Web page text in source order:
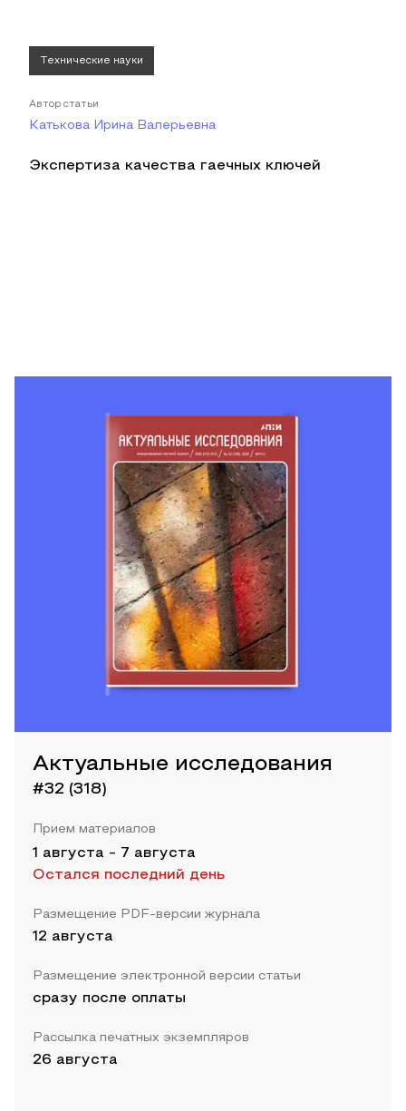
Технические науки
Автор статьи
Катькова Ирина Валерьевна
Экспертиза качества гаечных ключей
Актуальные исследования
#32 (318)
Прием материалов
1 августа - 7 августа
Остался последний день
Размещение PDF-версии журнала
12 августа
Размещение электронной версии статьи
сразу после оплаты
Рассылка печатных экземпляров
26 августа